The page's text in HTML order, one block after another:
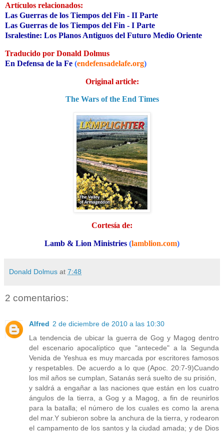
Artículos relacionados:
Las Guerras de los Tiempos del Fin - II Parte
Las Guerras de los Tiempos del Fin - I Parte
Isralestine: Los Planos Antiguos del Futuro Medio Oriente
Traducido por Donald Dolmus
En Defensa de la Fe (endefensadelafe.org)
Original article:
The Wars of the End Times
Cortesía de:
Lamb & Lion Ministries (lamblion.com)
Donald Dolmus at 7:48
2 comentarios:
Alfred 2 de diciembre de 2010 a las 10:30
La tendencia de ubicar la guerra de Gog y Magog dentro
del escenario apocalíptico que "antecede" a la Segunda
Venida de Yeshua es muy marcada por escritores famosos
y respetables. De acuerdo a lo que (Apoc. 20:7-9)Cuando
los mil años se cumplan, Satanás será suelto de su prisión,
y saldrá a engañar a las naciones que están en los cuatro
ángulos de la tierra, a Gog y a Magog, a fin de reunirlos
para la batalla; el número de los cuales es como la arena
del mar.Y subieron sobre la anchura de la tierra, y rodearon
el campamento de los santos y la ciudad amada; y de Dios